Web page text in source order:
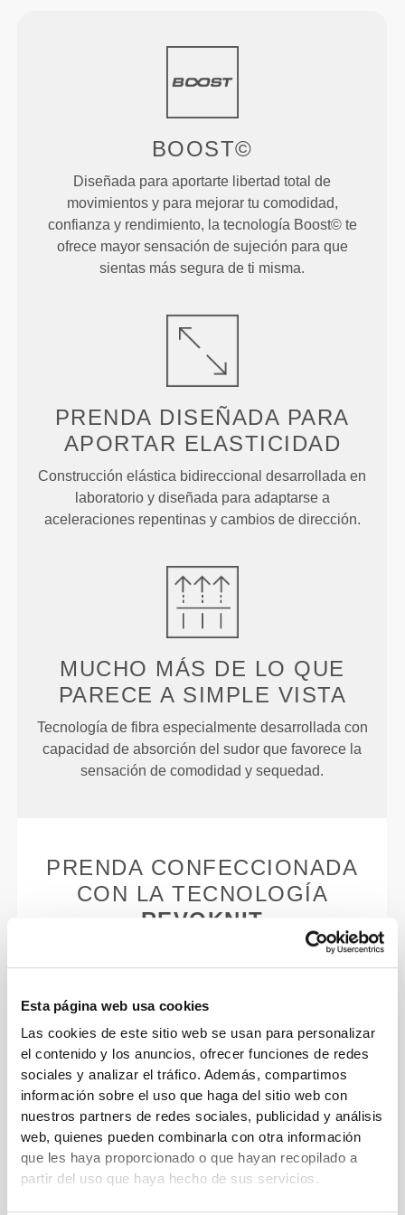
Esta página web usa cookies
Las cookies de este sitio web se usan para personalizar
el contenido y los anuncios, ofrecer funciones de redes
sociales y analizar el tráfico. Además, compartimos
información sobre el uso que haga del sitio web con
nuestros partners de redes sociales, publicidad y análisis
web, quienes pueden combinarla con otra información
que les haya proporcionado o que hayan recopilado a
partir del uso que haya hecho de sus servicios.
BOOST©
Diseñada para aportarte libertad total de
movimientos y para mejorar tu comodidad,
confianza y rendimiento, la tecnología Boost© te
ofrece mayor sensación de sujeción para que
sientas más segura de ti misma.
PRENDA DISEÑADA PARA
APORTAR ELASTICIDAD
Construcción elástica bidireccional desarrollada en
laboratorio y diseñada para adaptarse a
aceleraciones repentinas y cambios de dirección.
MUCHO MÁS DE LO QUE
PARECEA SIMPLE VISTA
Tecnología de fibra especialmente desarrollada con
capacidad de absorción del sudor que favorece la
sensación de comodidad y sequedad.
PRENDA CONFECCIONADA
CON LA TECNOLOGÍA
REVOKNIT
RevoKnit es una avanzada tecnología de costura
desarrollada por Prozis que crea prendas con
efecto segunda piel, de alto rendimiento y con
mayor elasticidad, sujeción y comodidad.
RevoKnitsignifica alto rendimiento, comodidad